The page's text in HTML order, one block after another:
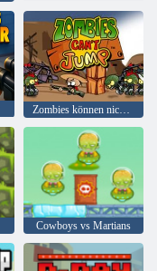
Zombies können nicht springen
Cowboys vs Martians